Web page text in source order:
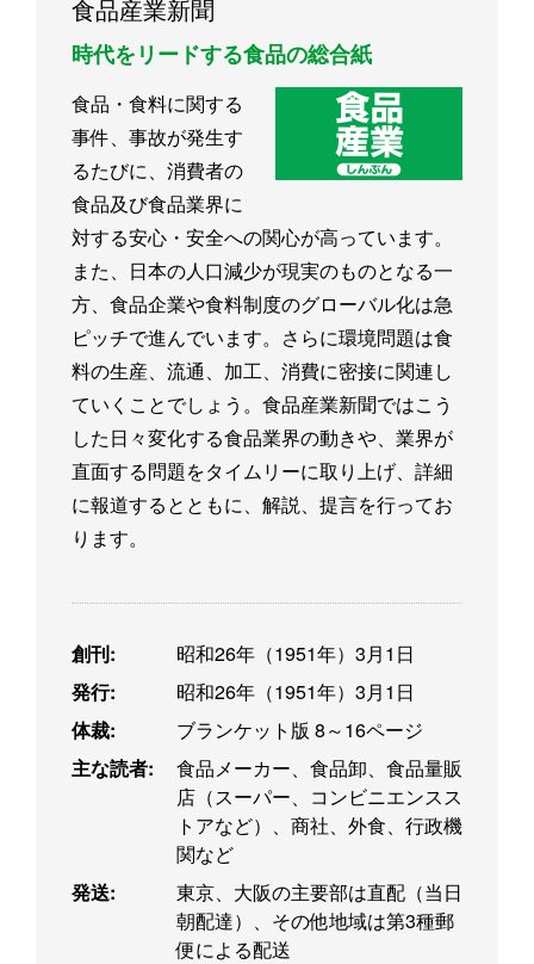
食品産業新聞
時代をリードする食品の総合紙
食品・食料に関する
事件、事故が発生す
るたびに、消費者の
食品及び食品業界に
対する安心・安全への関心が高っています。
また、日本の人口減少が現実のものとなる一
方、食品企業や食料制度のグローバル化は急
ピッチで進んでいます。さらに環境問題は食
料の生産、流通、加工、消費に密接に関連し
ていくことでしょう。食品産業新聞ではこう
した日々変化する食品業界の動きや、業界が
直面する問題をタイムリーに取り上げ、詳細
に報道するとともに、解説、提言を行ってお
ります。
創刊:
昭和26年（1951年）3月1日
発行:
昭和26年（1951年）3月1日
体裁:
ブランケット版 8～16ページ
主な読者:
食品メーカー、食品卸、食品量販
店（スーパー、コンビニエンスス
トアなど）、商社、外食、行政機
関など
発送:
東京、大阪の主要部は直配（当日
朝配達）、その他地域は第3種郵
便による配送